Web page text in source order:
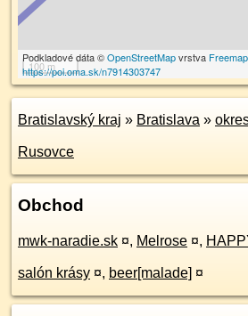
100 m
Podkladové dáta ©OpenStreetMapvrstva
https://poi.oma.sk/n7914303747
Bratislavský kraj » Bratislava »
Rusovce
Obchod
mwk-naradie.sk ¤, Melrose ¤,
salón krásy ¤, beer[malade] ¤